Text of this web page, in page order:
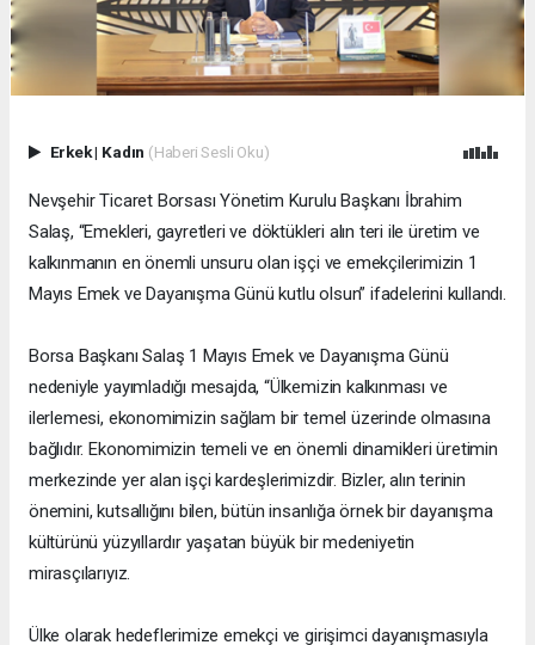
Erkek| Kadın (Haberi Sesli Oku)
Nevşehir Ticaret Borsası Yönetim Kurulu Başkanı İbrahim
Salaş, “Emekleri, gayretleri ve döktükleri alın teri ile üretim ve
kalkınmanın en önemli unsuru olan işçi ve emekçilerimizin 1
Mayıs Emek ve Dayanışma Günü kutlu olsun” ifadelerini kullandı.
Borsa Başkanı Salaş 1 Mayıs Emek ve Dayanışma Günü
nedeniyle yayımladığı mesajda, “Ülkemizin kalkınması ve
ilerlemesi, ekonomimizin sağlam bir temel üzerinde olmasına
bağlıdır. Ekonomimizin temeli ve en önemli dinamikleri üretimin
merkezinde yer alan işçi kardeşlerimizdir. Bizler, alın terinin
önemini, kutsallığını bilen, bütün insanlığa örnek bir dayanışma
kültürünü yüzyıllardır yaşatan büyük bir medeniyetin
mirasçılarıyız.
Ülke olarak hedeflerimize emekçi ve girişimci dayanışmasıyla